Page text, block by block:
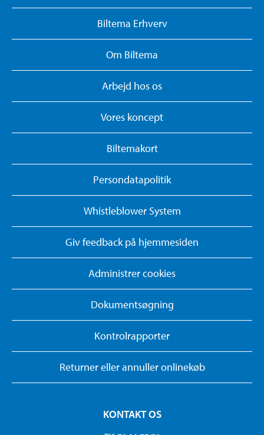
Biltema Erhverv
Om Biltema
Arbejd hos os
Vores koncept
Biltemakort
Persondatapolitik
Whistleblower System
Giv feedback på hjemmesiden
Administrer cookies
Dokumentsøgning
Kontrolrapporter
Returner eller annuller onlinekøb
KONTAKT OS